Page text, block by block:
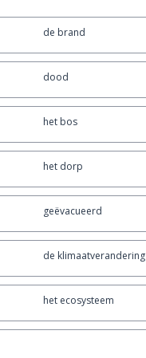
de brand
dood
het bos
het dorp
geëvacueerd
de klimaatverandering
het ecosysteem